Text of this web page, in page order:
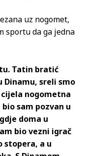
uz nogomet,
sportu da ga jedna
Tatin bratić
Dinamu, sreli smo
nogometna
sam pozvan u
doma u
bio vezni igrač
stopera, a u